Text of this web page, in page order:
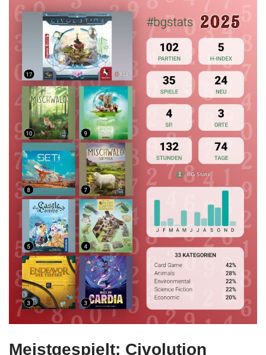
Meistgespielt: Civolution